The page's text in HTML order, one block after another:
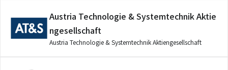
Austria Technologie & Systemtechnik Aktie
ngesellschaft
Austria Technologie & Systemtechnik Aktiengesellschaft